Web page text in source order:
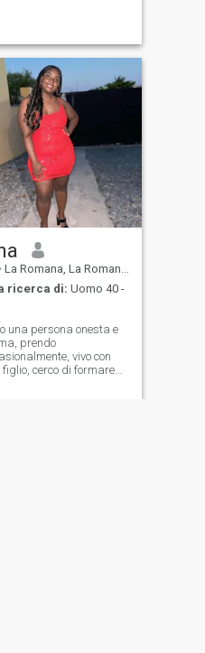
La Romana, La Romana, Rep. Dominicana
ricerca di: Uomo 40 -
una persona onesta e
prendo
vivo con
figlio, cerco di formare